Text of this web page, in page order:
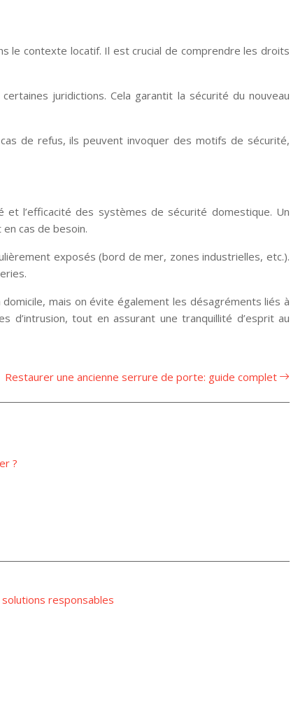
le contexte locatif. Il est crucial de comprendre les droits
juridictions. Cela garantit la sécurité du nouveau
de refus, ils peuvent invoquer des motifs de sécurité,
l’efficacité des systèmes de sécurité domestique. Un
cas de besoin.
exposés (bord de mer, zones industrielles, etc.).
mais on évite également les désagréments liés à
d’intrusion, tout en assurant une tranquillité d’esprit au
Restaurer une ancienne serrure de porte: guide complet
?
responsables